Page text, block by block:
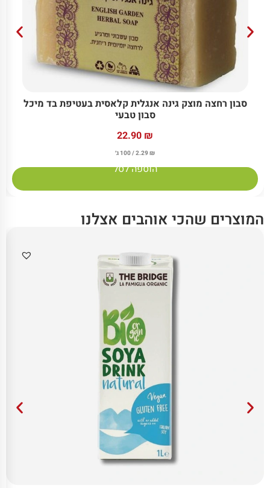
סבון רחצה מוצק גינה אנגלית קלאסית בעטיפת בד מיכל
סבון טבעי
22.90 ₪
2.29 ₪ / 100 ג׳
הוספה לסל
המוצרים שהכי אוהבים אצלנו